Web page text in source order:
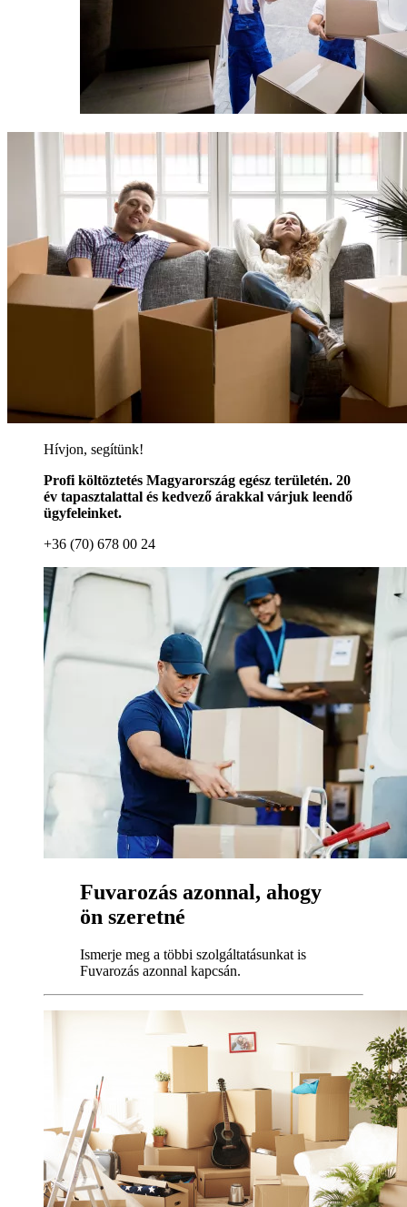
Hívjon, segítünk!
Profi költöztetés Magyarország egész területén. 20
év tapasztalattal és kedvező árakkal várjuk leendő
ügyfeleinket.
+36 (70) 678 00 24
Fuvarozás azonnal, ahogy
ön szeretné
Ismerje meg a többi szolgáltatásunkat is
Fuvarozás azonnal kapcsán.